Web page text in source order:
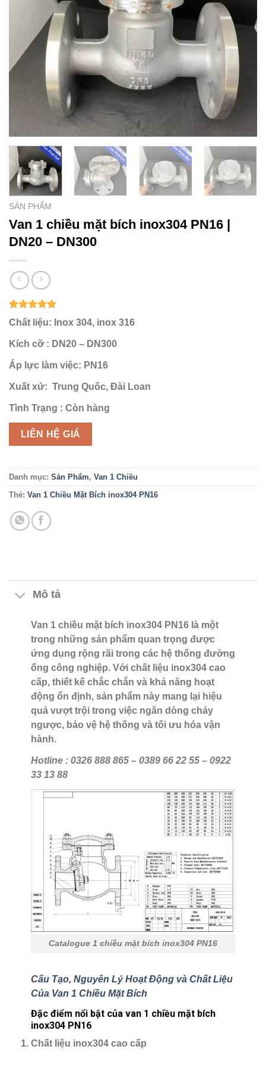
SẢN PHẨM
Van 1 chiều mặt bích inox304 PN16 |
DN20 – DN300
5trên 5
dựa trên
1
đánh giá
Chất liệu: Inox 304, inox 316
Kích cỡ : DN20 – DN300
Áp lực làm việc: PN16
Xuất xứ: Trung Quốc, Đài Loan
Tình Trạng : Còn hàng
LIÊN HỆ GIÁ
Danh mục: Sản Phẩm, Van 1 Chiều
Thẻ: Van 1 Chiều Mặt Bích inox304 PN16
Mô tả
Van 1 chiều mặt bích inox304 PN16 là một
trong những sản phẩm quan trọng được
ứng dụng rộng rãi trong các hệ thống đường
ống công nghiệp. Với chất liệu inox304 cao
cấp, thiết kế chắc chắn và khả năng hoạt
động ổn định, sản phẩm này mang lại hiệu
quả vượt trội trong việc ngăn dòng chảy
ngược, bảo vệ hệ thống và tối ưu hóa vận
hành.
Hotline : 0326 888 865 – 0389 66 22 55 – 0922
33 13 88
Catalogue 1 chiều mặt bích inox304 PN16
Cấu Tạo, Nguyên Lý Hoạt Động và Chất Liệu
Của Van 1 Chiều Mặt Bích
Đặc điểm nổi bật của van 1 chiều mặt bích
inox304 PN16
Chất liệu inox304 cao cấp